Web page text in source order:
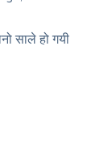
हो गयी